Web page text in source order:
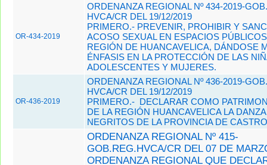
OR-434-2019
ORDENANZA REGIONAL Nº 434-2019-
HVCA/CR DEL 19/12/2019
PRIMERO.- PREVENIR, PROHIBIR Y
ACOSO SEXUAL EN ESPACIOS
REGIÓN DE HUANCAVELICA, DÁNDOSE
ÉNFASIS EN LA PROTECCIÓN DE LAS
ADOLESCENTES Y MUJERES.
OR-436-2019
ORDENANZA REGIONAL Nº 436-2019-
HVCA/CR DEL 19/12/2019
PRIMERO.- DECLARAR COMO
DE LA REGIÓN HUANCAVELICA LA
NEGRITOS DE LA PROVINCIA DE
ORDENANZA REGIONAL Nº 415-
GOB.REG.HVCA/CR DEL 07 DE
ORDENANZA REGIONAL QUE